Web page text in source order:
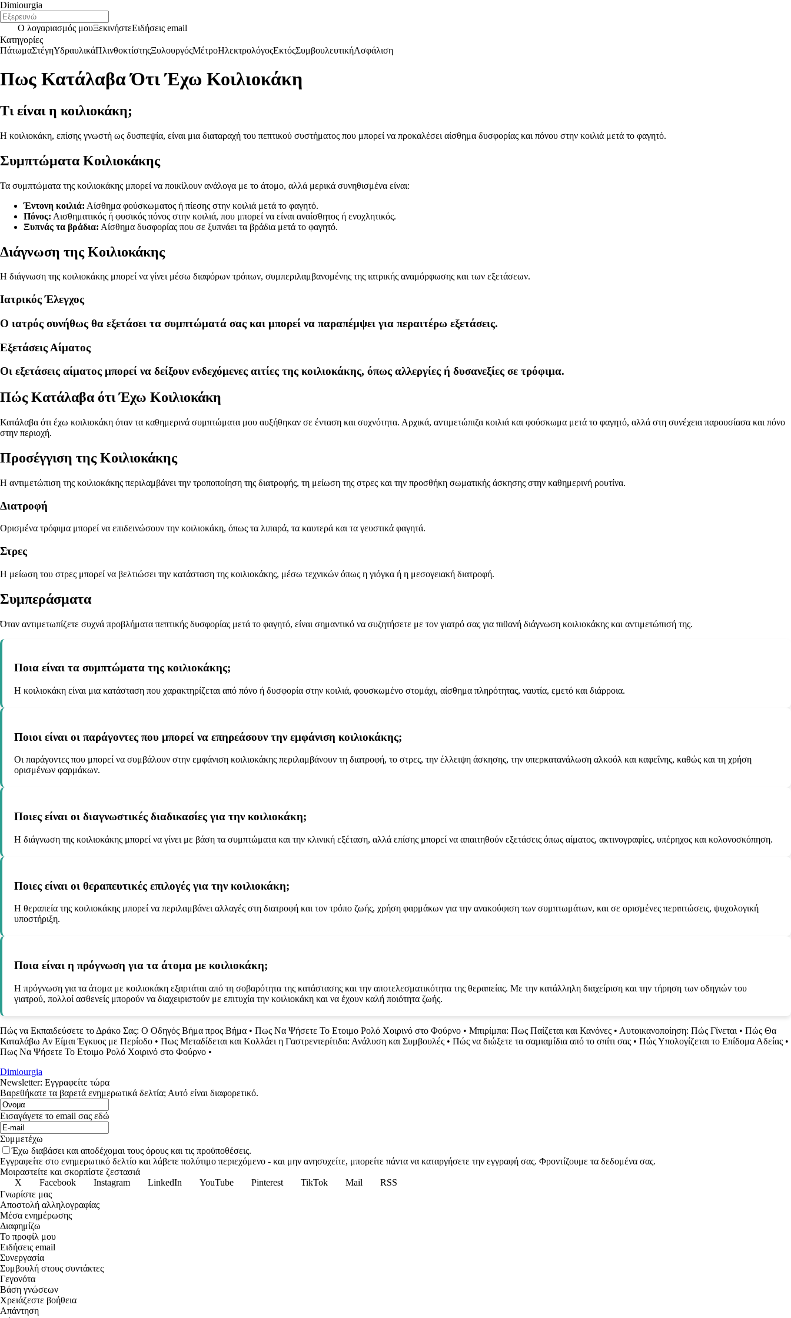
Dimiourgia
Ο λογαριασμός μουΞεκινήστεΕιδήσεις email
Κατηγορίες
ΠάτωμαΣτέγηΥδραυλικάΠλινθοκτίστηςΞυλουργόςΜέτροΗλεκτρολόγοςΕκτόςΣυμβουλευτικήΑσφάλιση
Πως Κατάλαβα Ότι Έχω Κοιλιοκάκη
Τι είναι η κοιλιοκάκη;
Η κοιλιοκάκη, επίσης γνωστή ως δυσπεψία, είναι μια διαταραχή του πεπτικού συστήματος που μπορεί να προκαλέσει αίσθημα δυσφορίας και πόνου στην κοιλιά μετά το φαγητό.
Συμπτώματα Κοιλιοκάκης
Τα συμπτώματα της κοιλιοκάκης μπορεί να ποικίλουν ανάλογα με το άτομο, αλλά μερικά συνηθισμένα είναι:
Έντονη κοιλιά: Αίσθημα φούσκωματος ή πίεσης στην κοιλιά μετά το φαγητό.
Πόνος: Αισθηματικός ή φυσικός πόνος στην κοιλιά, που μπορεί να είναι αναίσθητος ή ενοχλητικός.
Ξυπνάς τα βράδια: Αίσθημα δυσφορίας που σε ξυπνάει τα βράδια μετά το φαγητό.
Διάγνωση της Κοιλιοκάκης
Η διάγνωση της κοιλιοκάκης μπορεί να γίνει μέσω διαφόρων τρόπων, συμπεριλαμβανομένης της ιατρικής αναμόρφωσης και των εξετάσεων.
Ιατρικός Έλεγχος
Ο ιατρός συνήθως θα εξετάσει τα συμπτώματά σας και μπορεί να παραπέμψει για περαιτέρω εξετάσεις.
Εξετάσεις Αίματος
Οι εξετάσεις αίματος μπορεί να δείξουν ενδεχόμενες αιτίες της κοιλιοκάκης, όπως αλλεργίες ή δυσανεξίες σε τρόφιμα.
Πώς Κατάλαβα ότι Έχω Κοιλιοκάκη
Κατάλαβα ότι έχω κοιλιοκάκη όταν τα καθημερινά συμπτώματα μου αυξήθηκαν σε ένταση και συχνότητα. Αρχικά, αντιμετώπιζα κοιλιά και φούσκωμα μετά το φαγητό, αλλά στη συνέχεια παρουσίασα και πόνο
στην περιοχή.
Προσέγγιση της Κοιλιοκάκης
Η αντιμετώπιση της κοιλιοκάκης περιλαμβάνει την τροποποίηση της διατροφής, τη μείωση της στρες και την προσθήκη σωματικής άσκησης στην καθημερινή ρουτίνα.
Διατροφή
Ορισμένα τρόφιμα μπορεί να επιδεινώσουν την κοιλιοκάκη, όπως τα λιπαρά, τα καυτερά και τα γευστικά φαγητά.
Στρες
Η μείωση του στρες μπορεί να βελτιώσει την κατάσταση της κοιλιοκάκης, μέσω τεχνικών όπως η γιόγκα ή η μεσογειακή διατροφή.
Συμπεράσματα
Όταν αντιμετωπίζετε συχνά προβλήματα πεπτικής δυσφορίας μετά το φαγητό, είναι σημαντικό να συζητήσετε με τον γιατρό σας για πιθανή διάγνωση κοιλιοκάκης και αντιμετώπισή της.
Ποια είναι τα συμπτώματα της κοιλιοκάκης;
Η κοιλιοκάκη είναι μια κατάσταση που χαρακτηρίζεται από πόνο ή δυσφορία στην κοιλιά, φουσκωμένο στομάχι, αίσθημα πληρότητας, ναυτία, εμετό και διάρροια.
Ποιοι είναι οι παράγοντες που μπορεί να επηρεάσουν την εμφάνιση κοιλιοκάκης;
Οι παράγοντες που μπορεί να συμβάλουν στην εμφάνιση κοιλιοκάκης περιλαμβάνουν τη διατροφή, το στρες, την έλλειψη άσκησης, την υπερκατανάλωση αλκοόλ και καφεΐνης, καθώς και τη χρήση
ορισμένων φαρμάκων.
Ποιες είναι οι διαγνωστικές διαδικασίες για την κοιλιοκάκη;
Η διάγνωση της κοιλιοκάκης μπορεί να γίνει με βάση τα συμπτώματα και την κλινική εξέταση, αλλά επίσης μπορεί να απαιτηθούν εξετάσεις όπως αίματος, ακτινογραφίες, υπέρηχος και κολονοσκόπηση.
Ποιες είναι οι θεραπευτικές επιλογές για την κοιλιοκάκη;
Η θεραπεία της κοιλιοκάκης μπορεί να περιλαμβάνει αλλαγές στη διατροφή και τον τρόπο ζωής, χρήση φαρμάκων για την ανακούφιση των συμπτωμάτων, και σε ορισμένες περιπτώσεις, ψυχολογική
υποστήριξη.
Ποια είναι η πρόγνωση για τα άτομα με κοιλιοκάκη;
Η πρόγνωση για τα άτομα με κοιλιοκάκη εξαρτάται από τη σοβαρότητα της κατάστασης και την αποτελεσματικότητα της θεραπείας. Με την κατάλληλη διαχείριση και την τήρηση των οδηγιών του
γιατρού, πολλοί ασθενείς μπορούν να διαχειριστούν με επιτυχία την κοιλιοκάκη και να έχουν καλή ποιότητα ζωής.
Πώς να Εκπαιδεύσετε το Δράκο Σας: Ο Οδηγός Βήμα προς Βήμα • Πως Να Ψήσετε Το Ετοιμο Ρολό Χοιρινό στο Φούρνο • Μπιρίμπα: Πως Παίζεται και Κανόνες • Αυτοικανοποίηση: Πώς Γίνεται • Πώς Θα
Καταλάβω Αν Είμαι Έγκυος με Περίοδο • Πως Μεταδίδεται και Κολλάει η Γαστρεντερίτιδα: Ανάλυση και Συμβουλές • Πώς να διώξετε τα σαμιαμίδια από το σπίτι σας • Πώς Υπολογίζεται το Επίδομα Αδείας •
Πως Να Ψήσετε Το Ετοιμο Ρολό Χοιρινό στο Φούρνο •
Dimiourgia
Newsletter: Εγγραφείτε τώρα
Βαρεθήκατε τα βαρετά ενημερωτικά δελτία; Αυτό είναι διαφορετικό.
Εισαγάγετε το email σας εδώ
Συμμετέχω
Έχω διαβάσει και αποδέχομαι τους όρους και τις προϋποθέσεις.
Εγγραφείτε στο ενημερωτικό δελτίο και λάβετε πολύτιμο περιεχόμενο - και μην ανησυχείτε, μπορείτε πάντα να καταργήσετε την εγγραφή σας. Φροντίζουμε τα δεδομένα σας.
Μοιραστείτε και σκορπίστε ζεστασιά
X
Facebook Instagram LinkedIn YouTube Pinterest TikTok Mail
RSS
Γνωρίστε μας
Αποστολή αλληλογραφίας
Μέσα ενημέρωσης
Διαφημίζω
Το προφίλ μου
Ειδήσεις email
Συνεργασία
Συμβουλή στους συντάκτες
Γεγονότα
Βάση γνώσεων
Χρειάζεστε βοήθεια
Απάντηση